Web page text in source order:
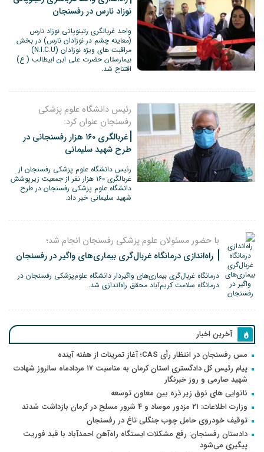
نوزاد نارس در رفسنجان
واحد غربالگری رتینوپاتی نوزاد نارس
(معاینه چشم در نوزادان نارس) در بخش
مراقبت های ویژه نوزادان (N.I.C.U)
بیمارستان حضرت علی ابن ابیطالب ( ع)
افتتاح شد.
رئیس دانشگاه علوم پزشکی
رفسنجان عنوان کرد:
غربالگری ۱۶۰ هزار رفسنجانی در
طرح شهید سلیمانی
رئیس دانشگاه علوم پزشکی رفسنجان از
غربالگری ۱۶۰ هزار نفر از جمعیت زیرپوشش
دانشگاه علوم پزشکی رفسنجان در طرح
شهید سلیمانی خبر داد.
با حضور مسئولان علوم پزشکی رفسنجان انجام شد؛
‍ راه‌اندازی درمانگاه غربال‌گری بیماری‌های واگیر در رفسنجان
درمانگاه غربال‌گری بیماری‌های واگیردار دانشگاه علوم‌پزشکی رفسنجان در
درمانگاه سلامت کریم‌آباد محقق راه‌اندازی شد.
آخرین اخبار
مس رفسنجان در انتظار رأی CAS؛ آغاز تمرینات از هفته آینده
پیام رئیس کل دادگستری استان کرمان به مناسبت ۱۷ مردادماه سالروز شهادت
شهید صارمی و روز خبرنگار
نانوایی های نوق زیر ذره بین معاون توسعه
وزارت اطلاعات: ۲۱ مزدور موساد و ۴ شرور مسلح در کرمان بازداشت شدند
توقیف خودروی حامل چوب جنگلی تاغ در رفسنجان
دادستان رفسنجان: رفع مشکلات ایستگاه راه‌آهن احمدآباد با قید فوریت
پیگیری می‌شود